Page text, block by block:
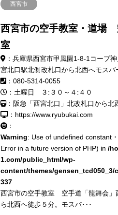
西宮市
西宮市の空手教室・道場
室
：兵庫県西宮市甲風園1-8-1コープ
宮北口駅北側改札口から北西へモスバ
：080-5314-0055
：土曜日 ３:３０～４:４０
：阪急「西宮北口」北改札口から北
：https://www.ryubukai.com
：
Warning: Use of undefined constant
Error in a future version of PHP) in/
1.com/public_html/wp-
content/themes/
337
西宮市の空手教室 空手道「龍舞会」
ら北西へ徒歩５分。モスバ･･･